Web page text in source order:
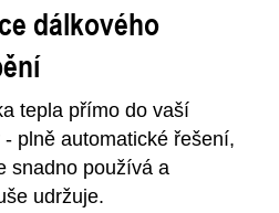
dálkového
tepla přímo do vaší
- plně automatické řešení,
snadno používá a
udržuje.